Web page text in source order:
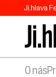
Ji.hlava
O nás